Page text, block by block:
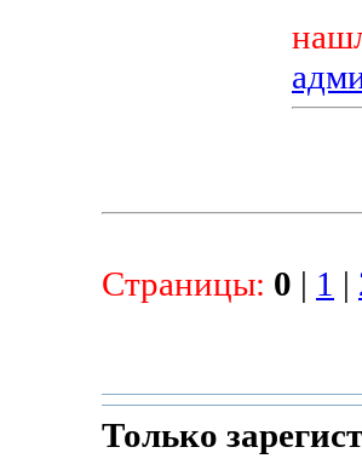
Страницы: 0 | 1 |
Только